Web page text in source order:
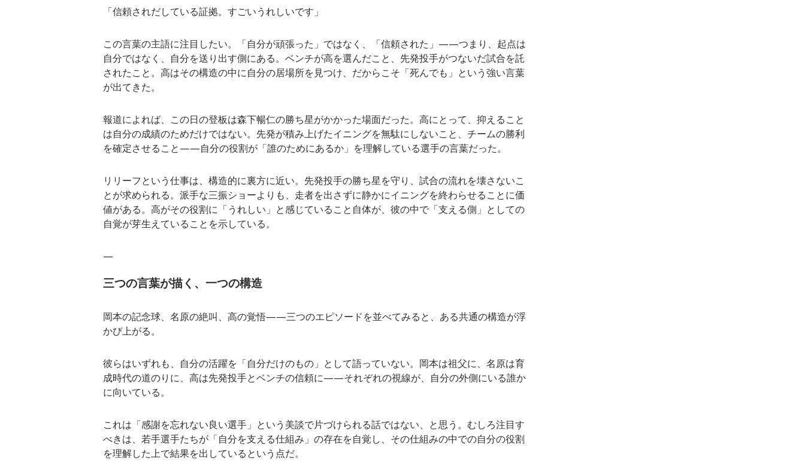
「信頼されだしている証拠。すごいうれしいです」
この言葉の主語に注目したい。「自分が頑張った」ではなく、「信頼された」——つまり、起点は
自分ではなく、自分を送り出す側にある。ベンチが高を選んだこと、先発投手がつないだ試合を託
されたこと。高はその構造の中に自分の居場所を見つけ、だからこそ「死んでも」という強い言葉
が出てきた。
報道によれば、この日の登板は森下暢仁の勝ち星がかかった場面だった。高にとって、抑えること
は自分の成績のためだけではない。先発が積み上げたイニングを無駄にしないこと、チームの勝利
を確定させること——自分の役割が「誰のためにあるか」を理解している選手の言葉だった。
リリーフという仕事は、構造的に裏方に近い。先発投手の勝ち星を守り、試合の流れを壊さないこ
とが求められる。派手な三振ショーよりも、走者を出さずに静かにイニングを終わらせることに価
値がある。高がその役割に「うれしい」と感じていること自体が、彼の中で「支える側」としての
自覚が芽生えていることを示している。
—
三つの言葉が描く、一つの構造
岡本の記念球、名原の絶叫、高の覚悟——三つのエピソードを並べてみると、ある共通の構造が浮
かび上がる。
彼らはいずれも、自分の活躍を「自分だけのもの」として語っていない。岡本は祖父に、名原は育
成時代の道のりに、高は先発投手とベンチの信頼に——それぞれの視線が、自分の外側にいる誰か
に向いている。
これは「感謝を忘れない良い選手」という美談で片づけられる話ではない、と思う。むしろ注目す
べきは、若手選手たちが「自分を支える仕組み」の存在を自覚し、その仕組みの中での自分の役割
を理解した上で結果を出しているという点だ。